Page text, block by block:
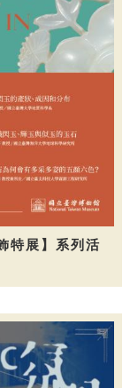
特展】系列活